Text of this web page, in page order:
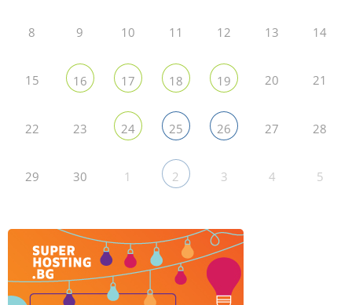
8 9 10 11 12 13 14
15 16 17 18 19 20 21
22 23 24 25 26 27 28
29 30 1 2 3 4 5